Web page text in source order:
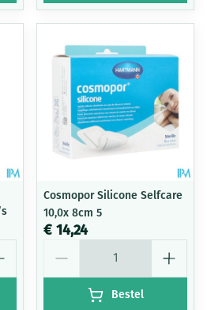
Cosmopor Silicone Selfcare
10,0x 8cm 5
€ 14,24
Bestel